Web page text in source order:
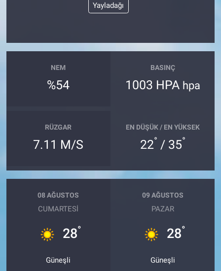
Yayladağı
NEM
%54
BASINÇ
1003 HPA hpa
RÜZGAR
7.11 M/S
EN DÜŞÜK / EN YÜKSEK
22° / 35°
08 AĞUSTOS
CUMARTESI
28°
Güneşli
09 AĞUSTOS
PAZAR
28°
Güneşli